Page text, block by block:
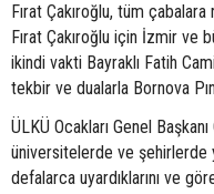
Fırat Çakıroğlu, tüm
Fırat Çakıroğlu için İzmir ve
ikindi vakti Bayraklı Fatih
tekbir ve dualarla Bornova
ÜLKÜ Ocakları Genel
üniversitelerde ve şehirlerde
defalarca uyardıklarını ve